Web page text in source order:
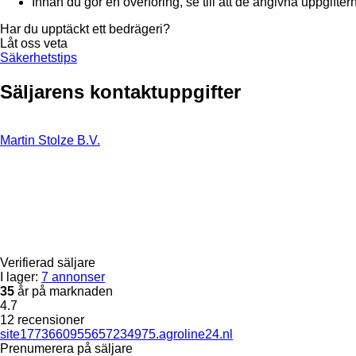
Har du upptäckt ett bedrägeri?
Låt oss veta
Säkerhetstips
Säljarens kontaktuppgifter
Martin Stolze B.V.
Verifierad säljare
I lager: 7 annonser
35 år på marknaden
4.7
12 recensioner
site1773660955657234975.agroline24.nl
Prenumerera på säljare